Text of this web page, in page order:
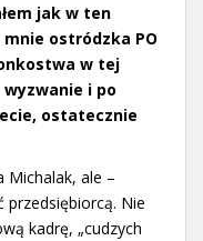
jak w ten
mnie ostródzka PO
w tej
wyzwanie i po
ostatecznie
Michalak, ale –
przedsiębiorcą. Nie
kadrę, „cudzych